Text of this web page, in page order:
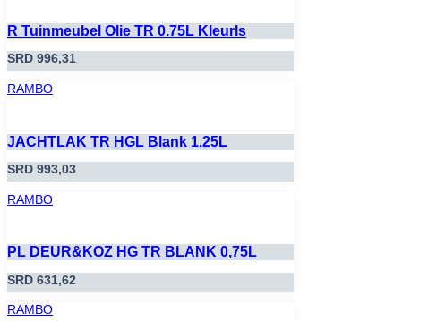
R Tuinmeubel Olie TR 0.75L Kleurls
SRD 996,31
RAMBO
JACHTLAK TR HGL Blank 1.25L
SRD 993,03
RAMBO
PL DEUR&KOZ HG TR BLANK 0,75L
SRD 631,62
RAMBO